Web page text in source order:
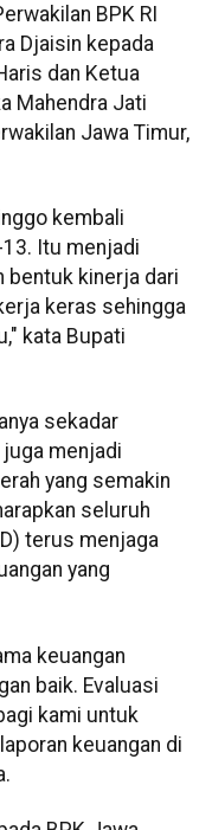
BPK RI
Djaisin kepada
dan Ketua
Mahendra Jati
Jawa Timur,
kembali
Itu menjadi
bentuk kinerja dari
keras sehingga
kata Bupati
sekadar
menjadi
yang semakin
seluruh
terus menjaga
yang
keuangan
baik. Evaluasi
kami untuk
keuangan di